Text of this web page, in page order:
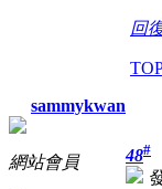
回
sammykwan
網站會員 48#